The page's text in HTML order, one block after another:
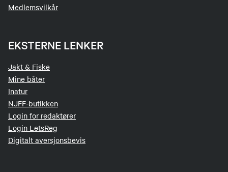
Medlemsvilkår
EKSTERNE LENKER
Jakt & Fiske
Mine båter
Inatur
NJFF-butikken
Login for redaktører
Login LetsReg
Digitalt aversjonsbevis